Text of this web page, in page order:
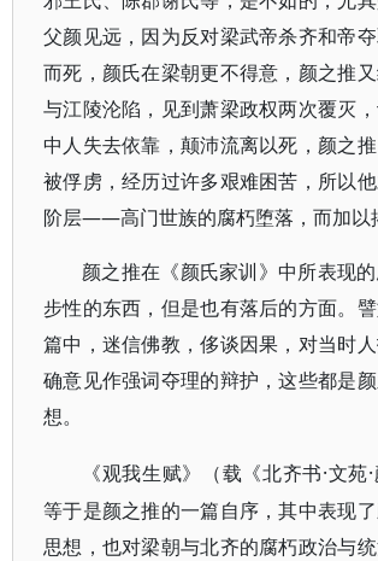
父颜见远，因为反对梁武帝杀齐和帝
而死，颜氏在梁朝更不得意，颜之推
与江陵沦陷，见到萧梁政权两次覆灭
中人失去依靠，颠沛流离以死，颜之
被俘虏，经历过许多艰难困苦，所以
阶层——高门世族的腐朽堕落，而加以
颜之推在《颜氏家训》中所表现
步性的东西，但是也有落后的方面。譬
篇中，迷信佛教，侈谈因果，对当时
确意见作强词夺理的辩护，这些都是
想。
《观我生赋》（载《北齐书·文苑
等于是颜之推的一篇自序，其中表现
思想，也对梁朝与北齐的腐朽政治与